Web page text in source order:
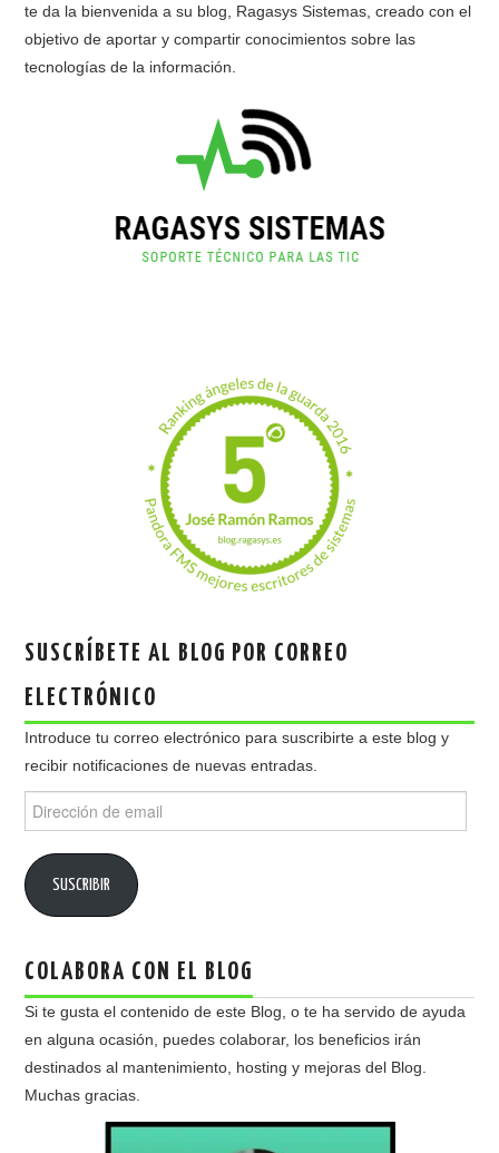
te da la bienvenida a su blog, Ragasys Sistemas, creado con el
objetivo de aportar y compartir conocimientos sobre las
tecnologías de la información.
SUSCRÍBETE AL BLOG POR CORREO
ELECTRÓNICO
Introduce tu correo electrónico para suscribirte a este blog y
recibir notificaciones de nuevas entradas.
de
SUSCRIBIR
COLABORA CON EL BLOG
Si te gusta el contenido de este Blog, o te ha servido de ayuda
en alguna ocasión, puedes colaborar, los beneficios irán
destinados al mantenimiento, hosting y mejoras del Blog.
Muchas gracias.